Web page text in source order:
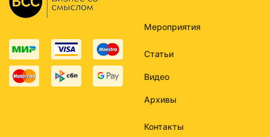
Мероприятия
Статьи
Видео
Архивы
Контакты